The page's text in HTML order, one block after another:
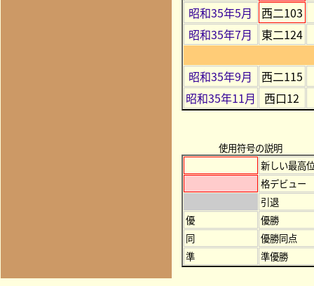
昭和35年5月
西二103
昭和35年7月
東二124
昭和35年9月
西二115
昭和35年11月
西口12
使用符号の説明
新しい最高
格デビュー
引退
優
優勝
同
優勝同点
準
準優勝